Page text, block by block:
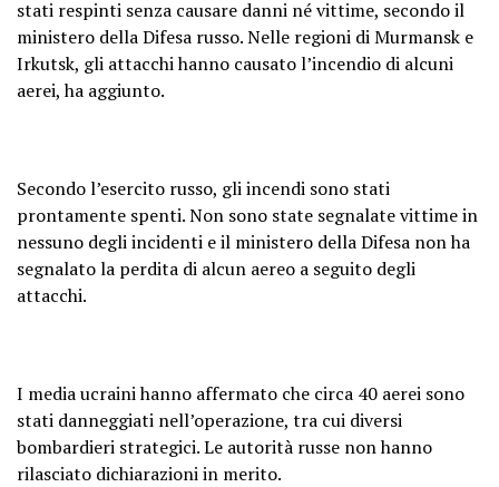
stati respinti senza causare danni né vittime, secondo il
ministero della Difesa russo. Nelle regioni di Murmansk e
Irkutsk, gli attacchi hanno causato l’incendio di alcuni
aerei, ha aggiunto.
Secondo l’esercito russo, gli incendi sono stati
prontamente spenti. Non sono state segnalate vittime in
nessuno degli incidenti e il ministero della Difesa non ha
segnalato la perdita di alcun aereo a seguito degli
attacchi.
I media ucraini hanno affermato che circa 40 aerei sono
stati danneggiati nell’operazione, tra cui diversi
bombardieri strategici. Le autorità russe non hanno
rilasciato dichiarazioni in merito.